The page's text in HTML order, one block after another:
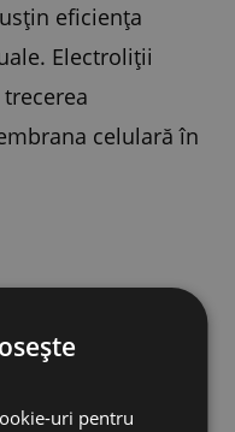
eficiența
Electroliții
celulară în
lactic, acetic,
uri pentru